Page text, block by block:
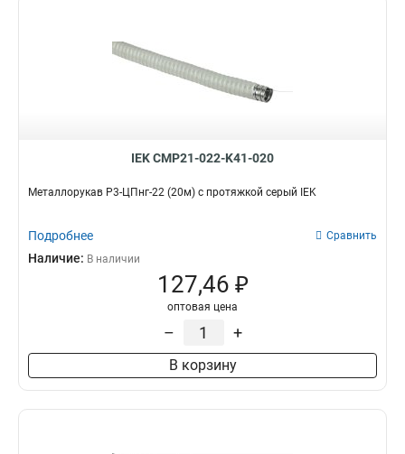
IEK CMP21-022-K41-020
Металлорукав Р3-ЦПнг-22 (20м) с протяжкой серый IEK
Подробнее Сравнить
Наличие: В наличии
127,46 ₽
оптовая цена
– +
В корзину